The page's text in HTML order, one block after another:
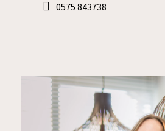
LOTTE VAN DONGEN